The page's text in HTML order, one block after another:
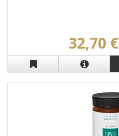
32,70 €